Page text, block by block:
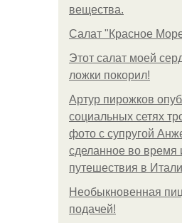
вещества.
Салат "Красное
Этот салат моей
ложки покорил!
Артур пирожков
социальных сетях
фото с супругой
сделанное во время
путешествия в
Необыкновенная
подачей!